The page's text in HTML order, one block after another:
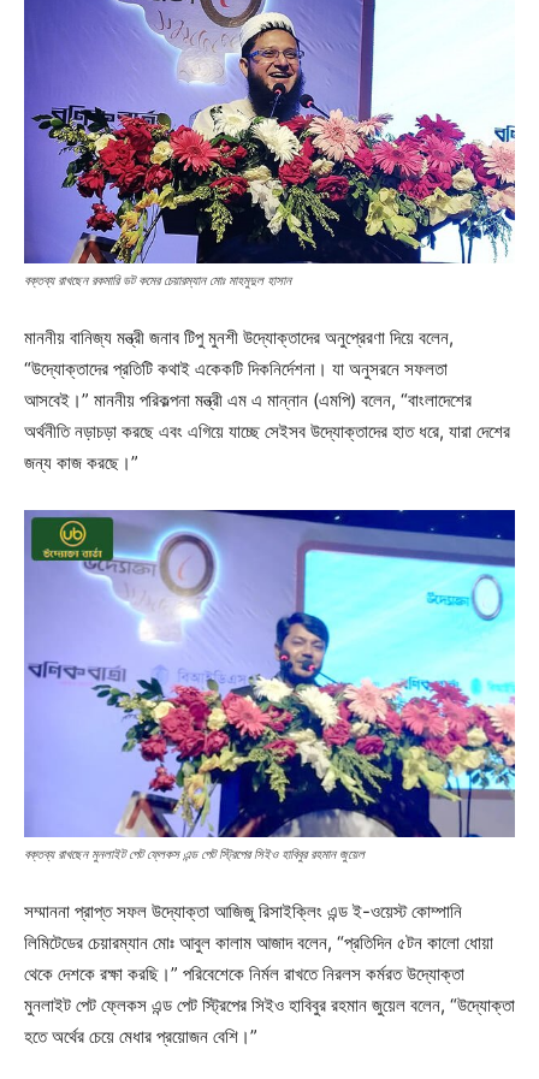
বক্তব্য রাখছেন রকমারি ডট কমের চেয়ারম্যান মোঃ মাহমুদুল হাসান
মাননীয় বানিজ্য মন্ত্রী জনাব টিপু মুনশী উদ্যোক্তাদের অনুপ্রেরণা দিয়ে বলেন,
“উদ্যোক্তাদের প্রতিটি কথাই একেকটি দিকনির্দেশনা। যা অনুসরনে সফলতা
আসবেই।” মাননীয় পরিকল্পনা মন্ত্রী এম এ মান্নান (এমপি) বলেন, “বাংলাদেশের
অর্থনীতি নড়াচড়া করছে এবং এগিয়ে যাচ্ছে সেইসব উদ্যোক্তাদের হাত ধরে, যারা দেশের
জন্য কাজ করছে।”
বক্তব্য রাখছেন মুনলাইট পেট ফ্লেকস এন্ড পেট স্ট্রিপের সিইও হাবিবুর রহমান জুয়েল
সম্মাননা প্রাপ্ত সফল উদ্যোক্তা আজিজু রিসাইক্লিং এন্ড ই-ওয়েস্ট কোম্পানি
লিমিটেডের চেয়ারম্যান মোঃ আবুল কালাম আজাদ বলেন, “প্রতিদিন ৫টন কালো ধোয়া
থেকে দেশকে রক্ষা করছি।” পরিবেশেকে নির্মল রাখতে নিরলস কর্মরত উদ্যোক্তা
মুনলাইট পেট ফ্লেকস এন্ড পেট স্ট্রিপের সিইও হাবিবুর রহমান জুয়েল বলেন, “উদ্যোক্তা
হতে অর্থের চেয়ে মেধার প্রয়োজন বেশি।”